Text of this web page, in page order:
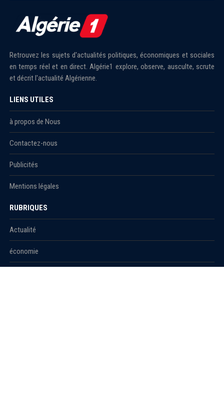
Retrouvez les sujets d'actualités politiques, économiques et sociales
en temps réel et en direct. Algérie1 explore, observe, ausculte, scrute
et décrit l'actualité Algérienne.
LIENS UTILES
à propos de Nous
Contactez-nous
Publicités
Mentions légales
RUBRIQUES
Actualité
économie